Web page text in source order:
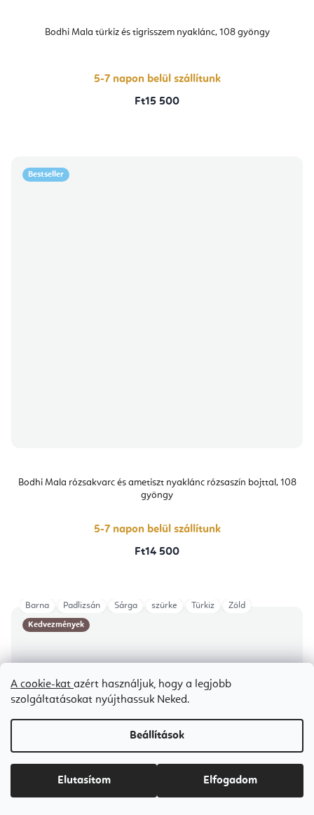
A cookie-kat azért használjuk, hogy a legjobb
szolgáltatásokat nyújthassuk Neked.
Beállítások
Elutasítom Elfogadom
Bodhi Mala türkiz és tigrisszem nyaklánc, 108 gyöngy
5-7 napon belül szállítunk
Ft15 500
Bestseller
Bodhi Mala rózsakvarc és ametiszt nyaklánc rózsaszín bojttal, 108
gyöngy
5-7 napon belül szállítunk
Ft14 500
Kedvezmények
Barna Padlizsán Sárga szürke Türkiz Zöld